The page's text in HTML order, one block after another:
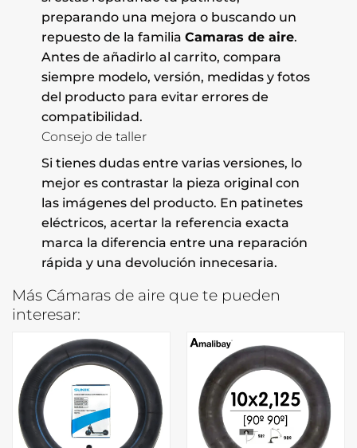
preparando una mejora o buscando un
repuesto de la familia Camaras de aire.
Antes de añadirlo al carrito, compara
siempre modelo, versión, medidas y fotos
del producto para evitar errores de
compatibilidad.
Consejo de taller
Si tienes dudas entre varias versiones, lo
mejor es contrastar la pieza original con
las imágenes del producto. En patinetes
eléctricos, acertar la referencia exacta
marca la diferencia entre una reparación
rápida y una devolución innecesaria.
Más Cámaras de aire que te pueden
interesar: